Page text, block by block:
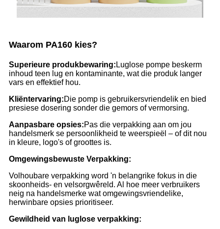
Waarom PA160 kies?
Superieure produkbewaring: Luglose pompe beskerm
inhoud teen lug en kontaminante, wat die produk langer
vars en effektief hou.
Kliëntervaring:Die pomp is gebruikersvriendelik en bied
presiese dosering sonder die gemors of vermorsing.
Aanpasbare opsies:Pas die verpakking aan om jou
handelsmerk se persoonlikheid te weerspieël – of dit nou
in kleure, logo's of groottes is.
Omgewingsbewuste Verpakking:
Volhoubare verpakking word 'n belangrike fokus in die
skoonheids- en velsorgwêreld. Al hoe meer verbruikers
neig na handelsmerke wat omgewingsvriendelike,
herwinbare opsies prioritiseer.
Gewildheid van luglose verpakking: